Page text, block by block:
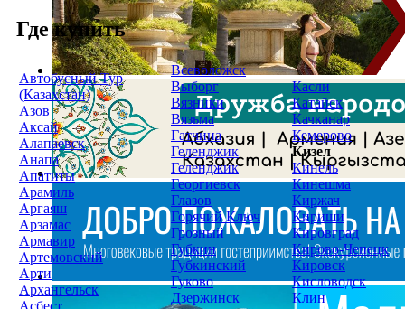
Где купить
Автобусный Тур
(Казахстан)
Азов
Аксай
Алапаевск
Анапа
Апатиты
Арамиль
Аргаяш
Арзамас
Армавир
Артемовский
Арти
Архангельск
Асбест
Всеволожск
Выборг
Вязники
Вязьма
Гатчина
Геленджик
Геленджик
Георгиевск
Глазов
Горячий Ключ
Грозный
Губкин
Губкинский
Гуково
Дзержинск
Касли
Катайск
Качканар
Кемерово
Кизел
Кинель
Кинешма
Киржач
Кириши
Кировград
Кирово-Чепецк
Кировск
Кисловодск
Клин